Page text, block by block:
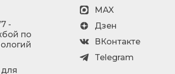
-
по
MAX
Дзен
ВКонтакте
Telegram